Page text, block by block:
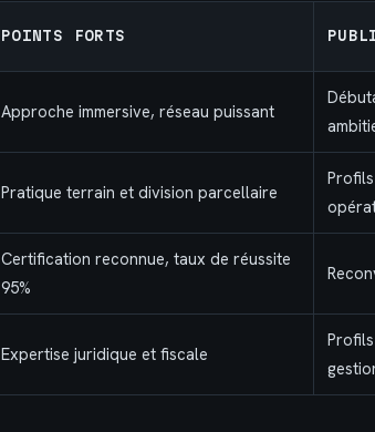
POINTS FORTS
Approche immersive, réseau puissant
Pratique terrain et division parcellaire
Profils
Certification reconnue, taux de réussite
95%
Expertise juridique et fiscale
Profils